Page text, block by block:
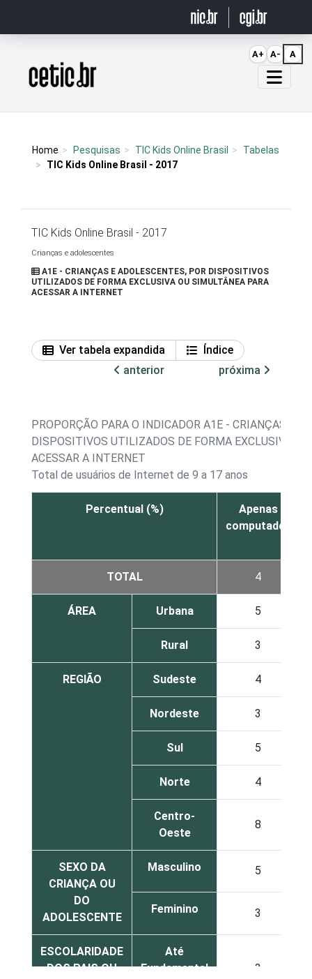
Página inicial
Home Pesquisas TIC Kids Online Brasil
Tabelas
TIC Kids Online Brasil - 2017
TIC Kids Online Brasil - 2017
Crianças e adolescentes
A1E - CRIANÇAS E ADOLESCENTES, POR DISPOSITIVOS
UTILIZADOS DE FORMA EXCLUSIVA OU SIMULTÂNEA PARA
ACESSAR A INTERNET
Ver tabela expandida
Índice
anterior
próxima
PROPORÇÃO PARA O INDICADOR A1E - CRIANÇAS E
DISPOSITIVOS UTILIZADOS DE FORMA EXCLUSIVA
ACESSAR A INTERNET
Total de usuários de Internet de 9 a 17 anos
Percentual (%)
Apenas
computador
TOTAL 4
ÁREA Urbana 5
Rural 3
REGIÃO Sudeste 4
Nordeste 3
Sul 5
Norte 4
Centro-
Oeste
8
SEXO DA
CRIANÇA OU
DO
ADOLESCENTE
Masculino 5
Feminino 3
ESCOLARIDADE
DOS PAIS OU
Até
Fundamental
3
A+ A- A